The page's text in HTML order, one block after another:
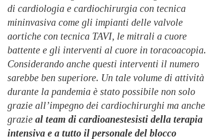
di cardiologia e cardiochirurgia con tecnica
mininvasiva come gli impianti delle valvole
aortiche con tecnica TAVI, le mitrali a cuore
battente e gli interventi al cuore in toracoacopia.
Considerando anche questi interventi il numero
sarebbe ben superiore. Un tale volume di attività
durante la pandemia è stato possibile non solo
grazie all’impegno dei cardiochirurghi ma anche
grazie al team di cardioanestesisti della terapia
intensiva e a tutto il personale del blocco